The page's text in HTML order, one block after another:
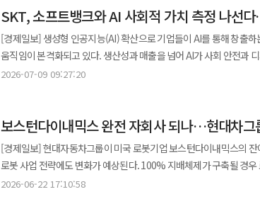
현대차그룹은 2028년 미국 조지아 메타플랜트에서 아틀라스를 부품
적용 범위를 넓힐 계획이다. 현대모비스는 로봇의 관절 역할을 하는
공급망 역량을 지원한다. 자동차를 수백만 대씩 생산해온 공정 설계와 품질관리 경험을 로봇 양산으로 옮길 수 있다는
것이 현대차그룹의 강점이다. 자동차 공장은 작업 동선과 공정이 비
생산성을 높이더라도 높은 도입비와 유지비를 상쇄하려면 긴 시간이 필요하다. 생산현장에서는 자동화
수 있다는 노조의 우려도 커지고 있다. 현대차 노조는 AI와 로봇의 생
우려하고 있다. 현대차가 넘어야 할 벽은 기술보다 원가와 노사 신뢰일 수 있다. 생태계로 승부 거는 삼
현대차그룹은 보스턴다이나믹스 지분 100%를 보유하게 된다. 현재 지분은 현대차 28%, 정의선 회장 22.6%, 기아
17.2%, 현대모비스 11.3%, 현대글로비스 11.25%, 소프트뱅크 9.65%로 구성됐다. 현대차그룹
단순한 지분 확대를 넘어 로보틱스 사업 추진 체계를 한층 단순화하는
로보틱스 전략에 맞춰 투자 협력 확대를 검토해온 만큼 향후 사업 실
강화한다는 구상이다. 그룹은 ‘AI 로보틱스, 실험실을 넘어 삶으로’를 비전으로 제조 혁신과 글로벌 로봇 생태계 구축, AI·
함께하는 파트너로 발전시키겠다는 전략 아래 안전성과 품질을 중심으로
휴머노이드 로봇 아틀라스의 상용화다. 현대차그룹은 미국 현대차그
투입해 공정별 검증을 진행할 예정이다. 오는 2028년에는 부품 분류를 위한 서열 작업에 먼저 적용해 운영 안정성과
신뢰성을 확보하고, 2030년부터는 부품 조립 공정까지 활용 범위를 확대한다는 계획이다.
향후 기업공개(IPO)에도 긍정적으로 작용할 것으로 보고 있다. 보스
SKT, 소프트뱅크와 AI 사회적 가치 측정 나선
[경제일보] 생성형 인공지능(AI) 확산으로 기업들이 AI를 통해 창출
움직임이 본격화되고 있다. 생산성과 매출을 넘어 AI가 사회 안전과
정량적으로 측정하려는 시도로, 향후 글로벌 AI 서비스의 지속가능성
협력 강화를 위한 업무협약(MOU)을 체결했다. AI 기술은 업무 생산성을 높이는 것을 넘어 사회 안전망 강화와 디지털
포용, 고객 편의 향상 등 다양한 영역으로 활용 범위를 넓히고 있다.
객관적인 수치로 측정할 수 있는 기준은 아직 마련되지 않아 이를 표준화하려는
ICT 기반 제품 및 서비스가 창출하는 사회적 가치를 측정하고 글로
개발할 계획이다. 또한 사례 연구와 공동 보고서 발간, 포럼 개최 등을
2026-07-09 09:27:20
보스턴다이내믹스 완전 자회사 되나…현대차그
[경제일보] 현대자동차그룹이 미국 로봇기업 보스턴다이내믹스의
로봇 사업 전략에도 변화가 예상된다. 100% 지배체제가 구축될 경
사업 연계도 확대될 전망이다. 다만 아직 안정적인 수익 구조를 확보
2026-06-22 17:10:58